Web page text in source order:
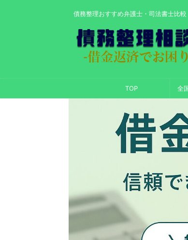
債務整理おすすめ弁護士・司法書士比較
TOP 全